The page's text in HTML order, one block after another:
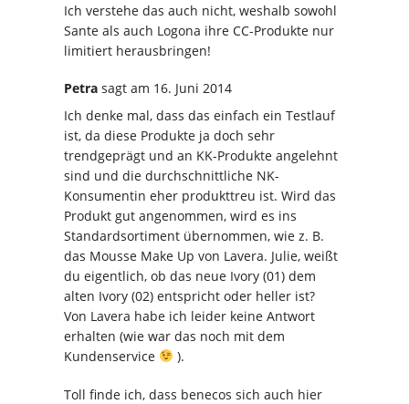
Ich verstehe das auch nicht, weshalb sowohl
Sante als auch Logona ihre CC-Produkte nur
limitiert herausbringen!
Petra sagt am 16. Juni 2014
Ich denke mal, dass das einfach ein Testlauf
ist, da diese Produkte ja doch sehr
trendgeprägt und an KK-Produkte angelehnt
sind und die durchschnittliche NK-
Konsumentin eher produkttreu ist. Wird das
Produkt gut angenommen, wird es ins
Standardsortiment übernommen, wie z. B.
das Mousse Make Up von Lavera. Julie, weißt
du eigentlich, ob das neue Ivory (01) dem
alten Ivory (02) entspricht oder heller ist?
Von Lavera habe ich leider keine Antwort
erhalten (wie war das noch mit dem
Kundenservice
).
Toll finde ich, dass benecos sich auch hier